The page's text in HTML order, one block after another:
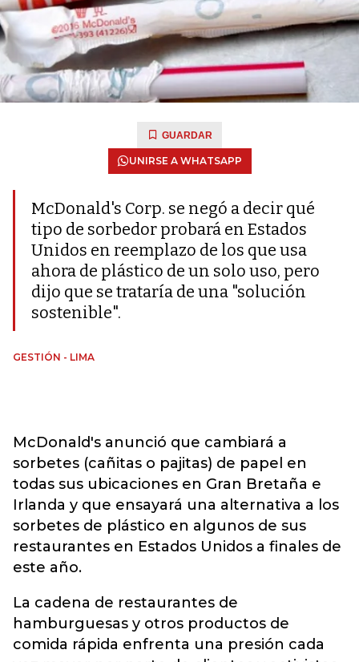
GUARDAR
UNIRSE A WHATSAPP
McDonald's Corp. se negó a decir qué
tipo de sorbedor probará en Estados
Unidos en reemplazo de los que usa
ahora de plástico de un solo uso, pero
dijo que se trataría de una "solución
sostenible".
GESTIÓN - LIMA
McDonald's anunció que cambiará a
sorbetes (cañitas o pajitas) de papel en
todas sus ubicaciones en Gran Bretaña e
Irlanda y que ensayará una alternativa a los
sorbetes de plástico en algunos de sus
restaurantes en Estados Unidos a finales de
este año.
La cadena de restaurantes de
hamburguesas y otros productos de
comida rápida enfrenta una presión cada